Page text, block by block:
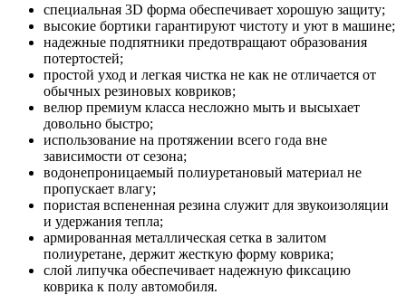
специальная 3D форма обеспечивает хорошую защиту;
высокие бортики гарантируют чистоту и уют в машине;
надежные подпятники предотвращают образования
потертостей;
простой уход и легкая чистка не как не отличается от
обычных резиновых ковриков;
велюр премиум класса несложно мыть и высыхает
довольно быстро;
использование на протяжении всего года вне
зависимости от сезона;
водонепроницаемый полиуретановый материал не
пропускает влагу;
пористая вспененная резина служит для звукоизоляции
и удержания тепла;
армированная металлическая сетка в залитом
полиуретане, держит жесткую форму коврика;
слой липучка обеспечивает надежную фиксацию
коврика к полу автомобиля.